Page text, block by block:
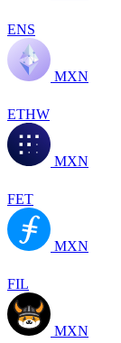
ENS
MXN
ETHW
MXN
FET
MXN
FIL
MXN